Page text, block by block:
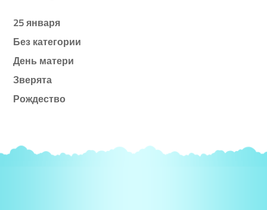
25 января
Без категории
День матери
Зверята
Рождество